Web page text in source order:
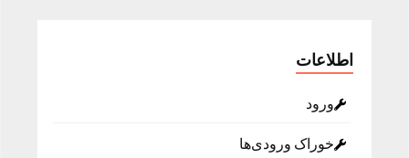
اطلاعات
ورود
خوراک ورودی‌ها